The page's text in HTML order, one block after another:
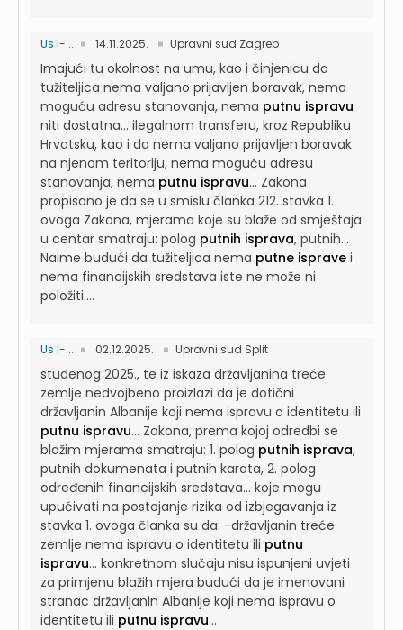
Us I-... 14.11.2025. Upravni sud Zagreb
Imajući tu okolnost na umu, kao i činjenicu da
tužiteljica nema valjano prijavljen boravak, nema
moguću adresu stanovanja, nema putnu ispravu
niti dostatna... ilegalnom transferu, kroz Republiku
Hrvatsku, kao i da nema valjano prijavljen boravak
na njenom teritoriju, nema moguću adresu
stanovanja, nema putnu ispravu... Zakona
propisano je da se u smislu članka 212. stavka 1.
ovoga Zakona, mjerama koje su blaže od smještaja
u centar smatraju: polog putnih isprava, putnih...
Naime budući da tužiteljica nema putne isprave i
nema financijskih sredstava iste ne može ni
položiti....
Us I-... 02.12.2025. Upravni sud Split
studenog 2025., te iz iskaza državljanina treće
zemlje nedvojbeno proizlazi da je dotični
državljanin Albanije koji nema ispravu o identitetu ili
putnu ispravu... Zakona, prema kojoj odredbi se
blažim mjerama smatraju: 1. polog putnih isprava,
putnih dokumenata i putnih karata, 2. polog
određenih financijskih sredstava... koje mogu
upućivati na postojanje rizika od izbjegavanja iz
stavka 1. ovoga članka su da: -državljanin treće
zemlje nema ispravu o identitetu ili putnu
ispravu... konkretnom slučaju nisu ispunjeni uvjeti
za primjenu blažih mjera budući da je imenovani
stranac državljanin Albanije koji nema ispravu o
identitetu ili putnu ispravu...